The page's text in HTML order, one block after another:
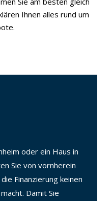
Ihnen alles rund um
oder ein Haus in
Sie von vornherein
Finanzierung keinen
Damit Sie